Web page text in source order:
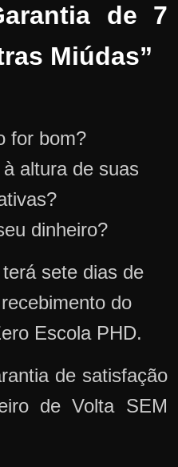
de 7
Miúdas”
for bom?
altura de suas
dinheiro?
sete dias de
do
Escola PHD.
de satisfação
de Volta SEM